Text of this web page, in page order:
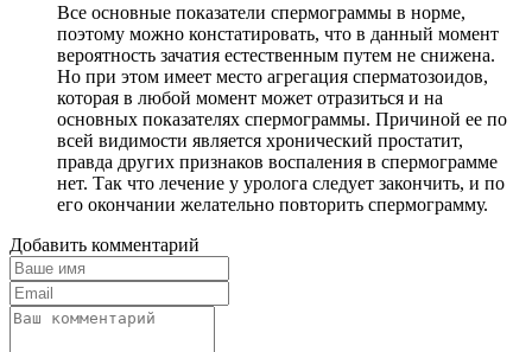
Все основные показатели спермограммы в норме,
поэтому можно констатировать, что в данный момент
вероятность зачатия естественным путем не снижена.
Но при этом имеет место агрегация сперматозоидов,
которая в любой момент может отразиться и на
основных показателях спермограммы. Причиной ее по
всей видимости является хронический простатит,
правда других признаков воспаления в спермограмме
нет. Так что лечение у уролога следует закончить, и по
его окончании желательно повторить спермограмму.
Добавить комментарий